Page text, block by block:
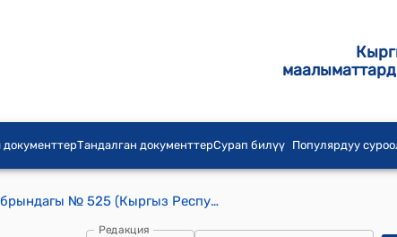
Тандалган документтерСурап билүү Популярдуу
КР Премьер-министринин 2011-жылдын 29-ноябрындагы № 525 (Кыргыз Республикасынын Премьер-министринин 2011-жылдын 1-июнундагы № 291 буйругуна төмөнкүдөй өзгөртүүнү киргизүү жөнүндө) буйругу
Редакция